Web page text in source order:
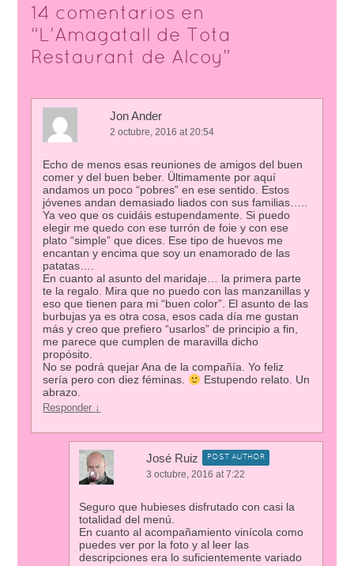
14 comentarios en
“ L’Amagatall de Tota
Restaurant de Alcoy”
Jon Ander
2 octubre, 2016 at 20:54
Echo de menos esas reuniones de amigos del buen
comer y del buen beber. Ültimamente por aquí
andamos un poco “pobres” en ese sentido. Estos
jóvenes andan demasiado liados con sus familias…..
Ya veo que os cuidáis estupendamente. Si puedo
elegir me quedo con ese turrón de foie y con ese
plato “simple” que dices. Ese tipo de huevos me
encantan y encima que soy un enamorado de las
patatas….
En cuanto al asunto del maridaje… la primera parte
te la regalo. Mira que no puedo con las manzanillas y
eso que tienen para mi “buen color”. El asunto de las
burbujas ya es otra cosa, esos cada día me gustan
más y creo que prefiero “usarlos” de principio a fin,
me parece que cumplen de maravilla dicho
propósito.
No se podrá quejar Ana de la compañía. Yo feliz
sería pero con diez féminas.
Estupendo relato. Un
abrazo.
Responder ↓
José Ruiz POST AUTHOR
3 octubre, 2016 at 7:22
Seguro que hubieses disfrutado con casi la
totalidad del menú.
En cuanto al acompañamiento vinícola como
puedes ver por la foto y al leer las
descripciones era lo suficientemente variado